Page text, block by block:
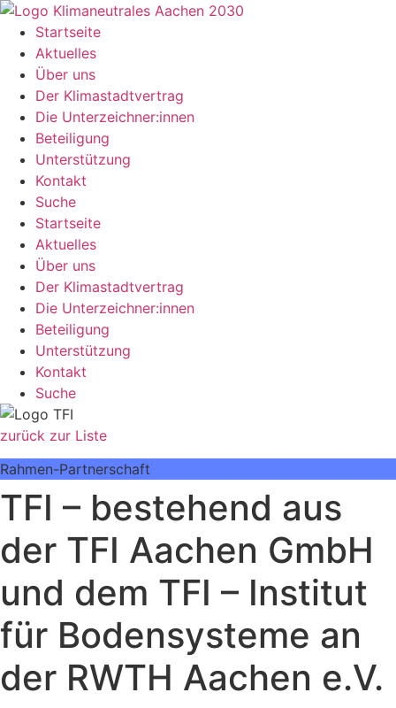
Zum
Inhalt
springen
Startseite
Aktuelles
Über uns
Der Klimastadtvertrag
Die Unterzeichner:innen
Beteiligung
Unterstützung
Kontakt
Suche
Startseite
Aktuelles
Über uns
Der Klimastadtvertrag
Die Unterzeichner:innen
Beteiligung
Unterstützung
Kontakt
Suche
zurück zur Liste
Rahmen-Partnerschaft
TFI – bestehend aus
der TFI Aachen GmbH
und dem TFI – Institut
für Bodensysteme an
der RWTH Aachen e.V.